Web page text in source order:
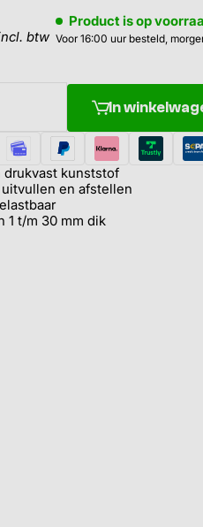
btw
Product is op
Voor 16:00 uur besteld,
In
drukvast kunststof
en afstellen
1 t/m 30 mm dik